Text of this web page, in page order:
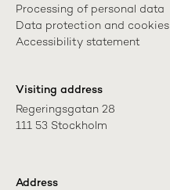
Processing of personal data
Data protection and cookies
Accessibility statement
Visiting address
Regeringsgatan 28
111 53 Stockholm
Address